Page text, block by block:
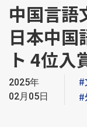
中国言語
日本中国
ト 4位入
2025年
02月05日
#
#